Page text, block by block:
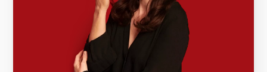
1.45 g
VÁHA